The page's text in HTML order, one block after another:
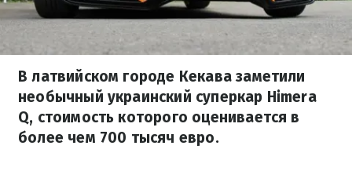
В латвийском городе Кекава заметили
необычный украинский суперкар Himera
Q, стоимость которого оценивается в
более чем 700 тысяч евро.